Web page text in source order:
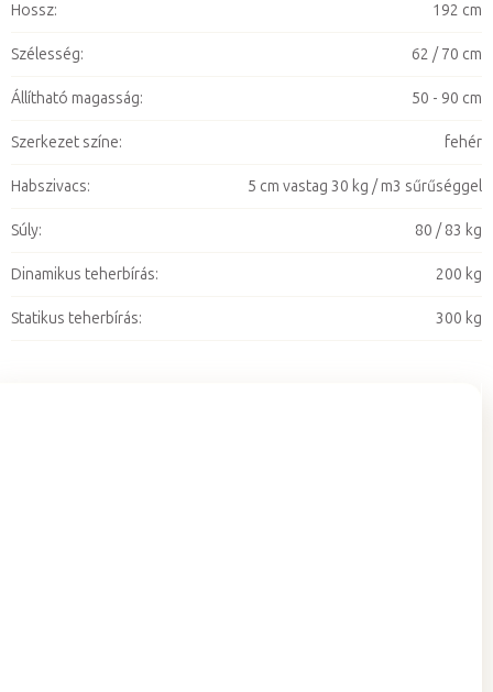
Hossz: 192 cm
Szélesség: 62 / 70 cm
Állítható magasság: 50 - 90 cm
Szerkezet színe: fehér
Habszivacs: 5 cm vastag 30 kg / m3 sűrűséggel
Súly: 80 / 83 kg
Dinamikus teherbírás: 200 kg
Statikus teherbírás: 300 kg